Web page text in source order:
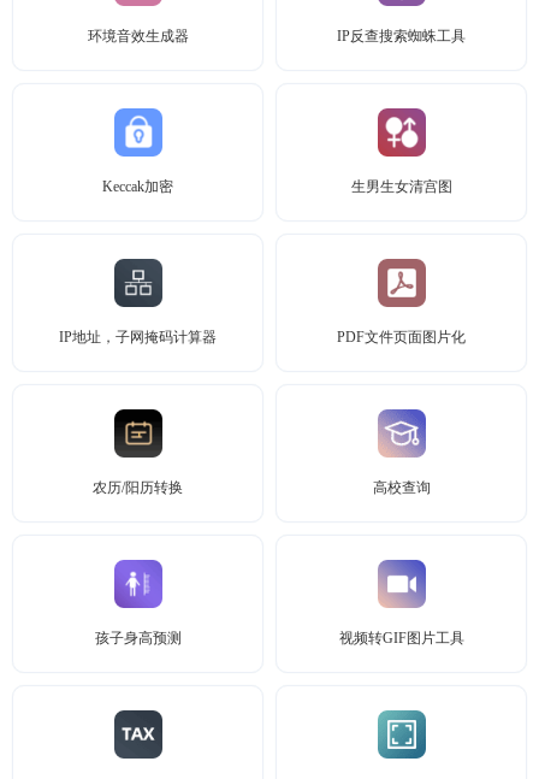
环境音效生成器 IP反查搜索蜘蛛工具
Keccak加密 生男生女清宫图
IP地址，子网掩码计算器 PDF文件页面图片化
农历/阳历转换 高校查询
孩子身高预测 视频转GIF图片工具